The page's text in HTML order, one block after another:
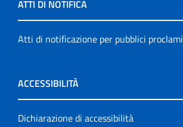
ATTI DI NOTIFICA
Atti di notificazione per pubblici proclami
ACCESSIBILITÀ
Dichiarazione di accessibilità